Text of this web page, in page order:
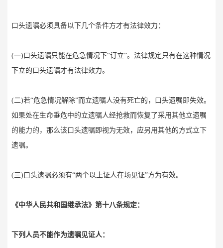
口头遗嘱必须具备以下几个条件方才有法律效力：
(一)口头遗嘱只能在危急情况下“订立”。法律规定只有在这种情况
下立的口头遗嘱才有法律效力。
(二)若“危急情况解除”而立遗嘱人没有死亡的，口头遗嘱即失效。
如果处在生命垂危中的立遗嘱人经抢救而恢复了采用其他立遗嘱
的能力的，那么该口头遗嘱即视为无效，应另用其他的方式立下
遗嘱。
(三)口头遗嘱必须有“两个以上证人在场见证”方为有效。
《中华人民共和国继承法》第十八条规定：
下列人员不能作为遗嘱见证人：